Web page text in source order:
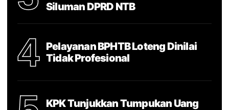
Siluman DPRD NTB
4
Pelayanan BPHTB Loteng Dinilai
Tidak Profesional
KPK Tunjukkan Tumpukan Uang